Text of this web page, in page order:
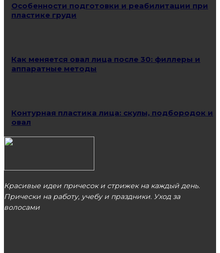
Особенности подготовки и реабилитации при
пластике груди
Как меняется овал лица после 30: филлеры и
аппаратные методы
Контурная пластика лица: скулы, подбородок и
овал
Красивые идеи причесок и стрижек на каждый день.
Прически на работу, учебу и праздники. Уход за
волосами